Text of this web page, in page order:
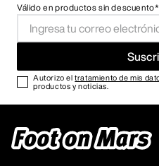
Válido en productos sin descuento*
Autorizo eltratamiento de mis
productos y noticias.